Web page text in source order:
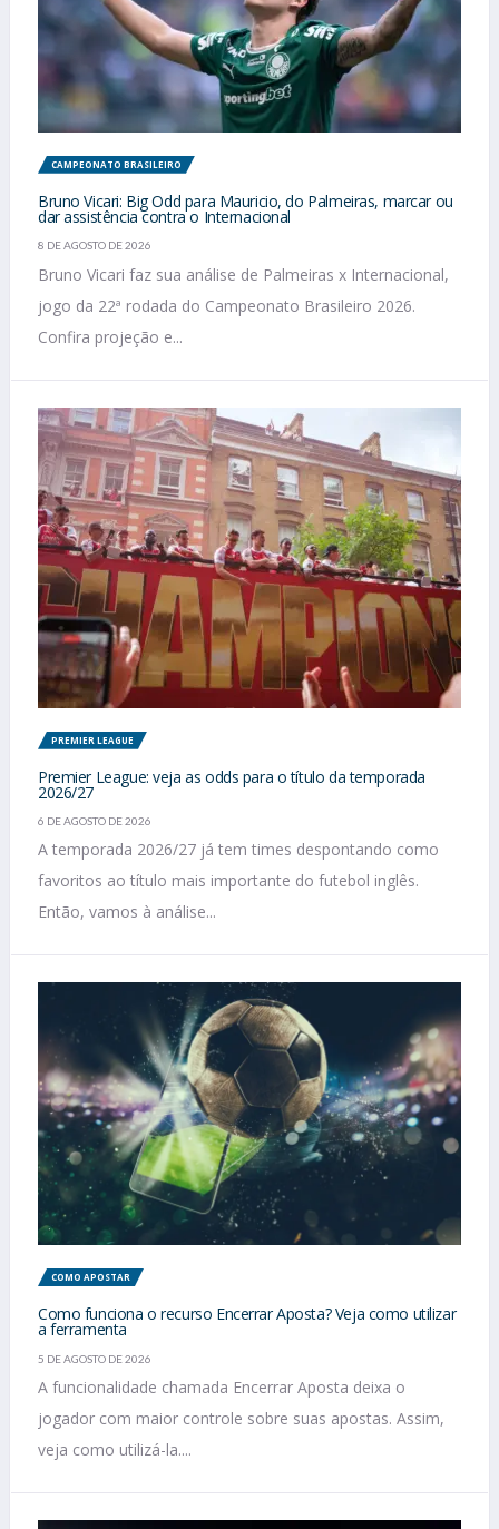
CAMPEONATO BRASILEIRO
Bruno Vicari: Big Odd para Mauricio, do Palmeiras, marcar ou
dar assistência contra o Internacional
8 DE AGOSTO DE 2026
Bruno Vicari faz sua análise de Palmeiras x Internacional,
jogo da 22ª rodada do Campeonato Brasileiro 2026.
Confira projeção e...
PREMIER LEAGUE
Premier League: veja as odds para o título da temporada
2026/27
6 DE AGOSTO DE 2026
A temporada 2026/27 já tem times despontando como
favoritos ao título mais importante do futebol inglês.
Então, vamos à análise...
COMO APOSTAR
Como funciona o recurso Encerrar Aposta? Veja como utilizar
a ferramenta
5 DE AGOSTO DE 2026
A funcionalidade chamada Encerrar Aposta deixa o
jogador com maior controle sobre suas apostas. Assim,
veja como utilizá-la....